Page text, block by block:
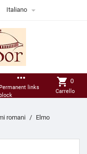
Italiano 
more_horiz
Permanent links
shopping_cart 0
Carrello
romani
Elmo